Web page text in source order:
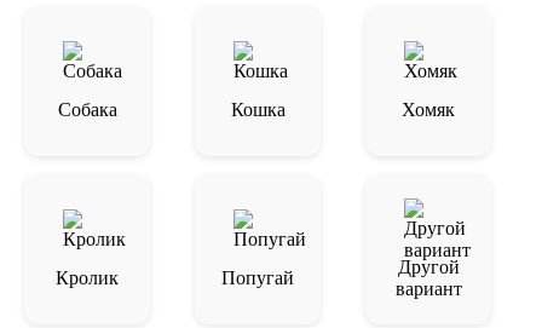
Собака Кошка Хомяк
Кролик Попугай
Другой
вариант